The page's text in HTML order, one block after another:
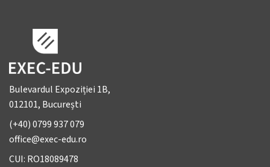
Bulevardul Expoziției 1B,
012101, București
(+40) 0799 937 079
office@exec-edu.ro
CUI: RO18089478